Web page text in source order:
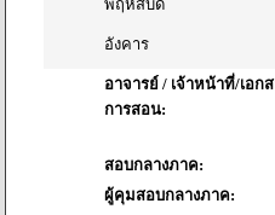
พฤหัสบดี
อังคาร
อาจารย์ / เจ้าหน้าที่/เอก
การสอน:
สอบกลางภาค:
ผู้คุมสอบกลางภาค: